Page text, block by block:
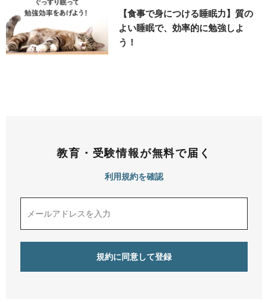
【食事で身につける睡眠力】質の
よい睡眠で、効率的に勉強しよ
う！
教育・受験情報が無料で届く
利用規約を確認